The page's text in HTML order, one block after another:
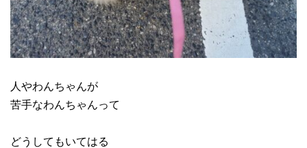
人やわんちゃんが
苦手なわんちゃんって
どうしてもいてはる